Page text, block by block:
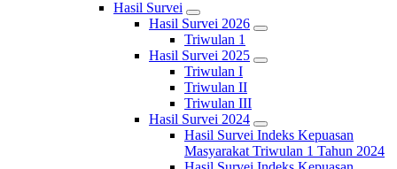
Hasil Survei
Hasil Survei 2026
Triwulan 1
Hasil Survei 2025
Triwulan I
Triwulan II
Triwulan III
Hasil Survei 2024
Hasil Survei Indeks Kepuasan
Masyarakat Triwulan 1 Tahun 2024